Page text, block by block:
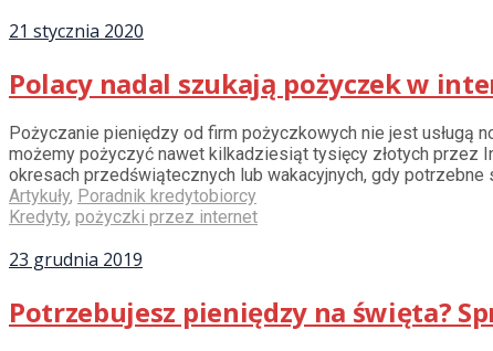
21 stycznia 2020
Polacy nadal szukają pożyczek w
Pożyczanie pieniędzy od firm pożyczkowych nie jest usługą
możemy pożyczyć nawet kilkadziesiąt tysięcy złotych przez
okresach przedświątecznych lub wakacyjnych, gdy potrzebne
Artykuły, Poradnik kredytobiorcy
Kredyty, pożyczki przez internet
23 grudnia 2019
Potrzebujesz pieniędzy na święta?